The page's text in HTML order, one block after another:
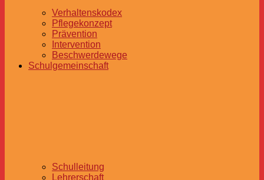
Verhaltenskodex
Pflegekonzept
Prävention
Intervention
Beschwerdewege
Schulgemeinschaft
Schulleitung
Lehrerschaft